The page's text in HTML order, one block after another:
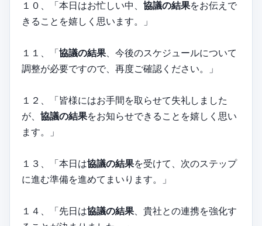
１０、「本日はお忙しい中、 協議の結果をお伝えで
きることを嬉しく思います。」
１１、「協議の結果 、今後のスケジュールについて
調整が必要ですので、再度ご確認ください。」
１２、「皆様にはお手間を取らせて失礼しました
が、 協議の結果をお知らせできることを嬉しく思い
ます。」
１３、「本日は協議の結果を受けて、次のステップ
に進む準備を進めてまいります。」
１４、「先日は協議の結果 、貴社との連携を強化す